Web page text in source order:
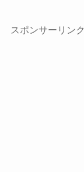
スポンサーリンク